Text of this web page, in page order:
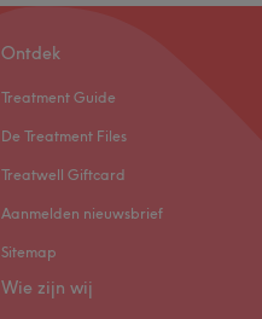
Ontdek
Treatment Guide
De Treatment Files
Treatwell Giftcard
Aanmelden nieuwsbrief
Sitemap
Wie zijn wij